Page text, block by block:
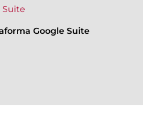
Suite
Google Suite